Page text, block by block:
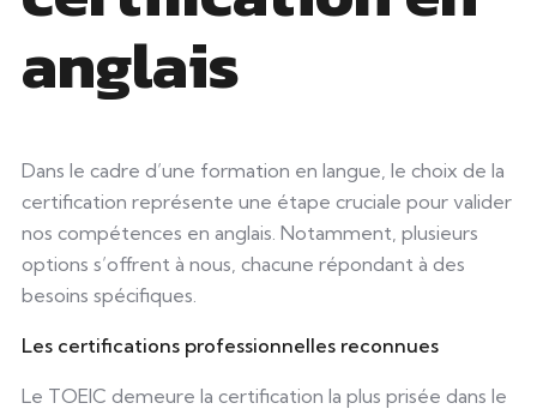
anglais
Dans le cadre d’une formation en langue, le choix de la
certification représente une étape cruciale pour valider
nos compétences en anglais. Notamment, plusieurs
options s’offrent à nous, chacune répondant à des
besoins spécifiques.
Les certifications professionnelles reconnues
Le TOEIC demeure la certification la plus prisée dans le